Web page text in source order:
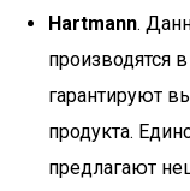
Hartmann.
производятся
гарантируют
продукта.
предлагают